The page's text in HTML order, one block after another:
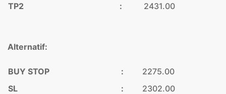
TP2
: 2431.00
Alternatif:
BUY STOP :
2275.00
SL
:
2302.00